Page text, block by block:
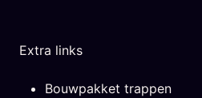
Extra links
Bouwpakket trappen